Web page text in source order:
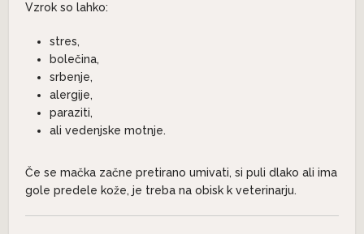
Vzrok so lahko:
stres,
bolečina,
srbenje,
alergije,
paraziti,
ali vedenjske motnje.
Če se mačka začne pretirano umivati, si puli dlako ali ima
gole predele kože, je treba na obisk k veterinarju.